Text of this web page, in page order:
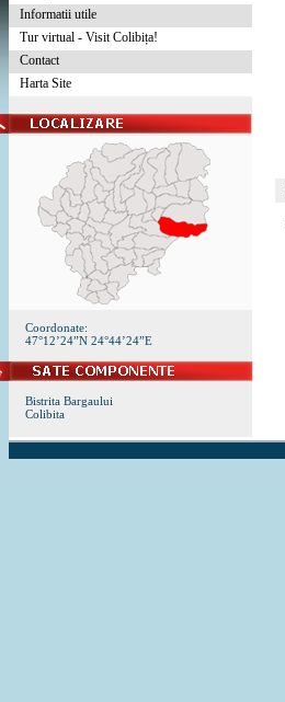
Informatii utile
Tur virtual - Visit Colibița!
Contact
Harta Site
Coordonate:
47°12’24”N 24°44’24”E
Bistrita Bargaului
Colibita